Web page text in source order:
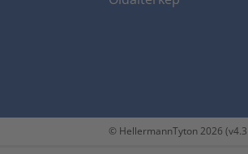
© HellermannTyton 2026